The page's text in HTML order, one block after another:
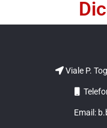
Viale P.
Email: